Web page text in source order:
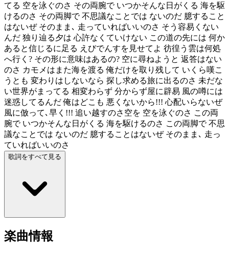
てる 空を泳ぐのさ その両腕で いつかそんな日がくる 海を駆
けるのさ その両脚で 不思議なことでは ないのだ 臆すること
はないぜ そのまま､ 走っていればいいのさ そう容易くない
んだ 独り辿る夕は 心許なくていけない この道の先には 何か
あると信じるに足る えびでんすを見せてよ 彷徨う雲は何処
へ行く? その形に意味はあるの? 空に尋ねようと 返答はない
のさ カモメはまた海を渡る 俺だけを取り残して いくら嘆こ
うとも 変わりはしないなら 探し求める旅に出るのさ 未だな
い世界がまってる 相変わらず 分からず屋に辟易 風の噂には
迷惑してるんだ 俺はどこも 悪くないから!!! 心配いらないぜ
風に倣って､早く!!! 追い越すのさ空を 空を泳ぐのさ この両
腕で いつかそんな日がくる 海を駆けるのさ この両脚で 不思
議なことでは ないのだ 臆することはないぜ そのまま､ 走っ
ていればいいのさ
歌詞をすべて見る
楽曲情報